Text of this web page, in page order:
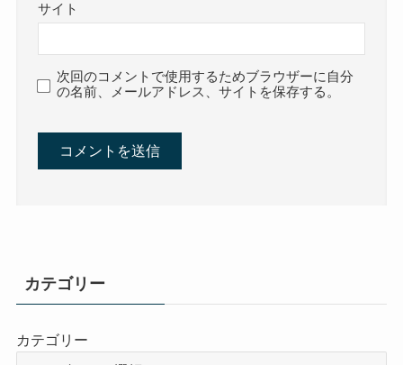
サイト
次回のコメントで使用するためブラウザーに自分
の名前、メールアドレス、サイトを保存する。
カテゴリー
カテゴリー